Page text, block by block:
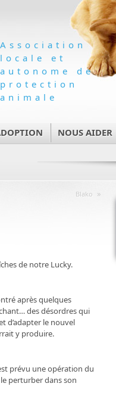
Association
locale et
autonome de
protection
animale
NOUS AIDER
Blako »
de notre Lucky.
après quelques
des désordres qui
d’adapter le nouvel
y produire.
prévu une opération du
perturber dans son